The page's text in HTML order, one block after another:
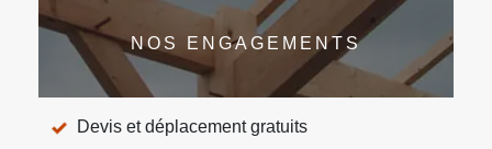
NOS ENGAGEMENTS
Devis et déplacement gratuits